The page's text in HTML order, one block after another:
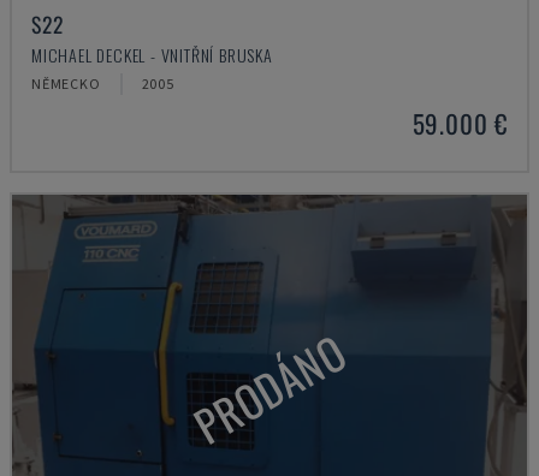
S22
MICHAEL DECKEL - VNITŘNÍ BRUSKA
NĚMECKO 2005
59.000 €
PRODÁNO